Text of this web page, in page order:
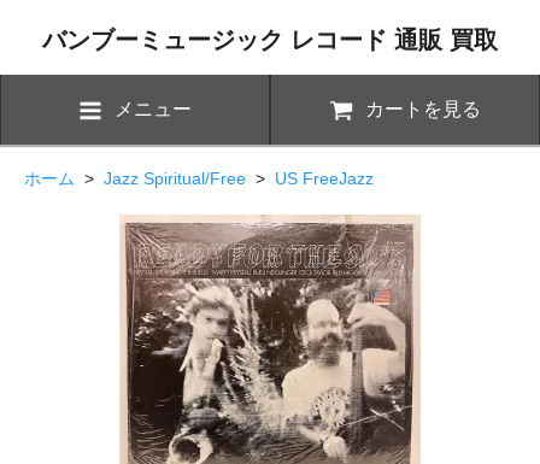
バンブーミュージック レコード 通販 買取
メニュー カートを見る
ホーム > Jazz Spiritual/Free > US FreeJazz